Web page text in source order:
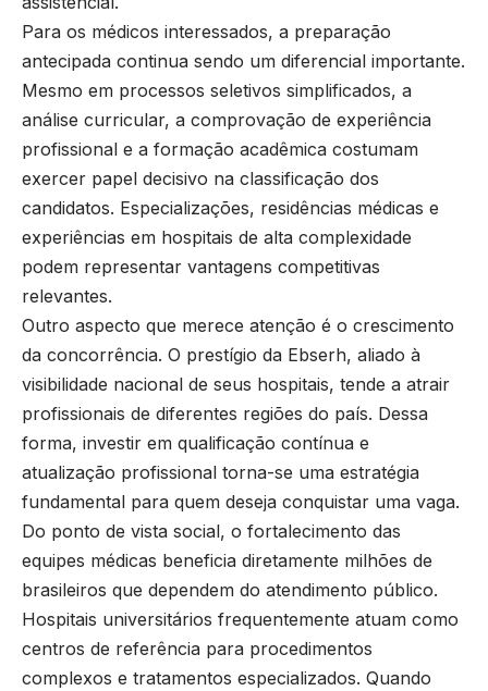
Para os médicos interessados, a preparação
antecipada continua sendo um diferencial importante.
Mesmo em processos seletivos simplificados, a
análise curricular, a comprovação de experiência
profissional e a formação acadêmica costumam
exercer papel decisivo na classificação dos
candidatos. Especializações, residências médicas e
experiências em hospitais de alta complexidade
podem representar vantagens competitivas
relevantes.
Outro aspecto que merece atenção é o crescimento
da concorrência. O prestígio da Ebserh, aliado à
visibilidade nacional de seus hospitais, tende a atrair
profissionais de diferentes regiões do país. Dessa
forma, investir em qualificação contínua e
atualização profissional torna-se uma estratégia
fundamental para quem deseja conquistar uma vaga.
Do ponto de vista social, o fortalecimento das
equipes médicas beneficia diretamente milhões de
brasileiros que dependem do atendimento público.
Hospitais universitários frequentemente atuam como
centros de referência para procedimentos
complexos e tratamentos especializados. Quando